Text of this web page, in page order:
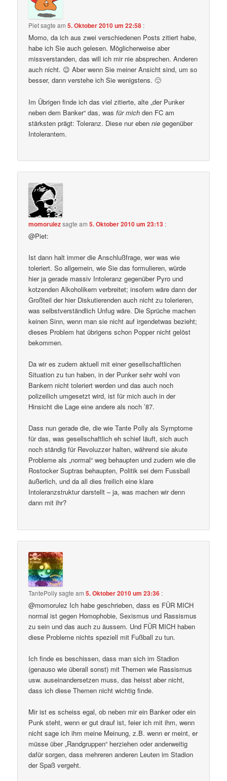
Pietsagte am5. Oktober 2010 um 22:58 :
Momo, da ich aus zwei verschiedenen Posts zitiert habe,
habe ich Sie auch gelesen. Möglicherweise aber
missverstanden, das will ich mir nie absprechen. Anderen
auch nicht. 😉 Aber wenn Sie meiner Ansicht sind, um so
besser, dann verstehe ich Sie wenigstens. 🙂
Im Übrigen finde ich das viel zitierte, alte „der Punker
neben dem Banker“ das, wasfür mich den FC am
stärksten prägt: Toleranz. Diese nur ebennie gegenüber
Intolerantem.
momorulezsagte am5. Oktober 2010 um 23:13 :
@Piet:
Ist dann halt immer die Anschlußfrage, wer was wie
toleriert. So allgemein, wie Sie das formulieren, würde
hier ja gerade massiv Intoleranz gegenüber Pyro und
kotzenden Alkoholikern verbreitet; insofern wäre dann der
Großteil der hier Diskutierenden auch nicht zu tolerieren,
was selbstverständlich Unfug wäre. Die Sprüche machen
keinen Sinn, wenn man sie nicht auf irgendetwas bezieht;
dieses Problem hat übrigens schon Popper nicht gelöst
bekommen.
Da wir es zudem aktuell mit einer gesellschaftlichen
Situation zu tun haben, in der Punker sehr wohl von
Bankern nicht toleriert werden und das auch noch
polizeilich umgesetzt wird, ist für mich auch in der
Hinsicht die Lage eine andere als noch ’87.
Dass nun gerade die, die wie Tante Polly als Symptome
für das, was gesellschaftlich eh schief läuft, sich auch
noch ständig für Revoluzzer halten, während sie akute
Probleme als „normal“ weg behaupten und zudem wie die
Rostocker Suptras behaupten, Politik sei dem Fussball
äußerlich, und da all dies freilich eine klare
Intoleranzstruktur darstellt – ja, was machen wir denn
dann mit ihr?
TantePollysagte am5. Oktober 2010 um 23:36 :
@momorulez Ich habe geschrieben, dass es FÜR MICH
normal ist gegen Homophobie, Sexismus und Rassismus
zu sein und das auch zu äussern. Und FÜR MICH haben
diese Probleme nichts speziell mit Fußball zu tun.
Ich finde es beschissen, dass man sich im Stadion
(genauso wie überall sonst) mit Themen wie Rassismus
usw. auseinandersetzen muss, das heisst aber nicht,
dass ich diese Themen nicht wichtig finde.
Mir ist es scheiss egal, ob neben mir ein Banker oder ein
Punk steht, wenn er gut drauf ist, feier ich mit ihm, wenn
nicht sage ich ihm meine Meinung, z.B. wenn er meint, er
müsse über „Randgruppen“ herziehen oder anderweitig
dafür sorgen, dass mehreren anderen Leuten im Stadion
der Spaß vergeht.